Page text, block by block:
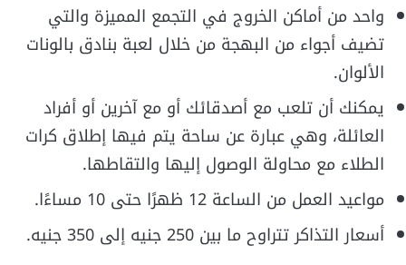
واحد من أماكن الخروج في التجمع المميزة والتي
تضيف أجواء من البهجة من خلال لعبة بنادق بالونات
الألوان.
يمكنك أن تلعب مع أصدقائك أو مع آخرين أو أفراد
العائلة، وهي عبارة عن ساحة يتم فيها إطلاق كرات
الطلاء مع محاولة الوصول إليها والتقاطها.
مواعيد العمل من الساعة 12 ظهرًا حتى 10 مساءًا.
أسعار التذاكر تتراوح ما بين 250 جنيه إلى 350 جنيه.